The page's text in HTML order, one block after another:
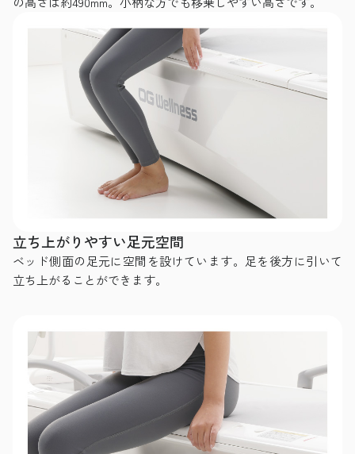
立ち上がりやすい足元空間
ベッド側面の足元に空間を設けています。足を後方に引いて
立ち上がることができます。